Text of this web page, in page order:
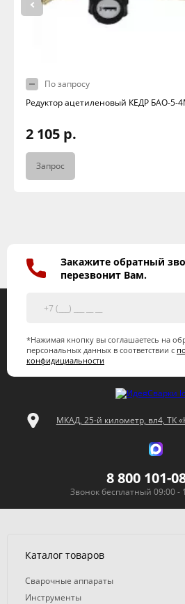
По запросу
Редуктор ацетиленовый КЕДР БАО-5-
2 105 р.
Запрос
Закажите обратный
перезвонит Вам.
*Нажимая кнопку вы соглашаетесь на
персональных данных в соответствии с
конфидициальности
МКАД, 25-й километр, вл4, ТК
8 800 101-
Звонок бесплатный 09:00 -
Каталог товаров
Сварочные аппараты
Инструменты